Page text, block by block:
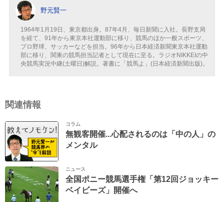
野元賢一
1964年1月19日、東京都出身。87年4月、毎日新聞に入社。長野支局
を経て、91年から東京本社運動部に移り、競馬のほか一般スポーツ、
プロ野球、サッカーなどを担当。96年から日本経済新聞東京本社運動
部に移り、関東の競馬担当記者として現在に至る。ラジオNIKKEIの中
央競馬実況中継(土曜日)解説。著書に「競馬よ」(日本経済新聞出版)。
関連情報
コラム
無観客開催...心配されるのは「中の人」の
メンタル
ニュース
全国ポニー競馬選手権「第12回ジョッキー
ベイビーズ」開催へ